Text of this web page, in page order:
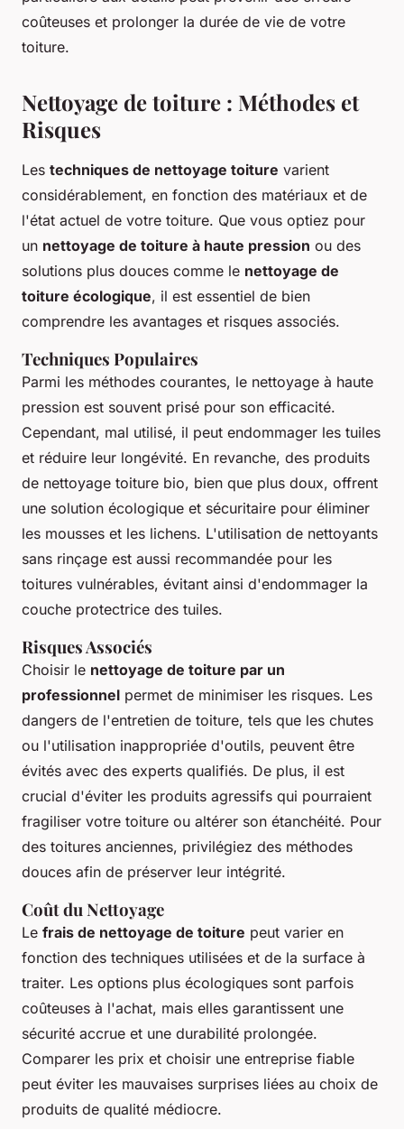
coûteuses et prolonger la durée de vie de votre
toiture.
Nettoyage de toiture : Méthodes et
Risques
Les techniques de nettoyage toiture varient
considérablement, en fonction des matériaux et de
l'état actuel de votre toiture. Que vous optiez pour
un nettoyage de toiture à haute pression ou des
solutions plus douces comme le nettoyage de
toiture écologique, il est essentiel de bien
comprendre les avantages et risques associés.
Techniques Populaires
Parmi les méthodes courantes, le nettoyage à haute
pression est souvent prisé pour son efficacité.
Cependant, mal utilisé, il peut endommager les tuiles
et réduire leur longévité. En revanche, des produits
de nettoyage toiture bio, bien que plus doux, offrent
une solution écologique et sécuritaire pour éliminer
les mousses et les lichens. L'utilisation de nettoyants
sans rinçage est aussi recommandée pour les
toitures vulnérables, évitant ainsi d'endommager la
couche protectrice des tuiles.
Risques Associés
Choisir le nettoyage de toiture par un
professionnel permet de minimiser les risques. Les
dangers de l'entretien de toiture, tels que les chutes
ou l'utilisation inappropriée d'outils, peuvent être
évités avec des experts qualifiés. De plus, il est
crucial d'éviter les produits agressifs qui pourraient
fragiliser votre toiture ou altérer son étanchéité. Pour
des toitures anciennes, privilégiez des méthodes
douces afin de préserver leur intégrité.
Coût du Nettoyage
Le frais de nettoyage de toiture peut varier en
fonction des techniques utilisées et de la surface à
traiter. Les options plus écologiques sont parfois
coûteuses à l'achat, mais elles garantissent une
sécurité accrue et une durabilité prolongée.
Comparer les prix et choisir une entreprise fiable
peut éviter les mauvaises surprises liées au choix de
produits de qualité médiocre.